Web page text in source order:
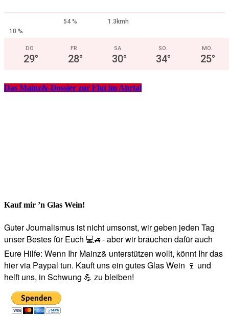
54 %
1.3kmh
10 %
DO.
29°
FR.
28°
SA.
30°
SO.
34°
MO.
25°
Das Mainz&-Dossier zur Flut im Ahrtal
Kauf mir ’n Glas Wein!
Guter Journalismus ist nicht umsonst, wir geben jeden Tag
unser Bestes für Euch 💻🚙- aber wir brauchen dafür auch
Eure Hilfe: Wenn Ihr Mainz& unterstützen wollt, könnt Ihr das
hier via Paypal tun. Kauft uns ein gutes Glas Wein 🍷 und
helft uns, in Schwung 💪 zu bleiben!